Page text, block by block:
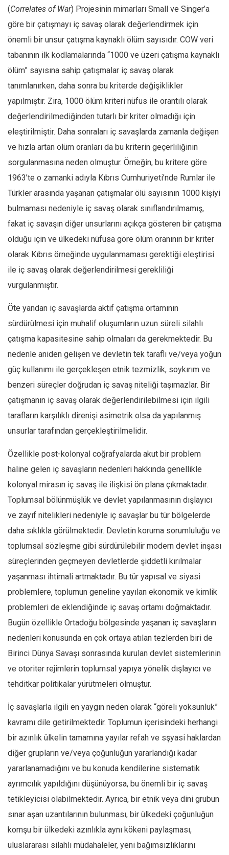
(Correlates of War) Projesinin mimarları Small ve Singer’a
göre bir çatışmayı iç savaş olarak değerlendirmek için
önemli bir unsur çatışma kaynaklı ölüm sayısıdır. COW veri
tabanının ilk kodlamalarında “1000 ve üzeri çatışma kaynaklı
ölüm” sayısına sahip çatışmalar iç savaş olarak
tanımlanırken, daha sonra bu kriterde değişiklikler
yapılmıştır. Zira, 1000 ölüm kriteri nüfus ile orantılı olarak
değerlendirilmediğinden tutarlı bir kriter olmadığı için
eleştirilmiştir. Daha sonraları iç savaşlarda zamanla değişen
ve hızla artan ölüm oranları da bu kriterin geçerliliğinin
sorgulanmasına neden olmuştur. Örneğin, bu kritere göre
1963’te o zamanki adıyla Kıbrıs Cumhuriyeti’nde Rumlar ile
Türkler arasında yaşanan çatışmalar ölü sayısının 1000 kişiyi
bulmaması nedeniyle iç savaş olarak sınıflandırılmamış,
fakat iç savaşın diğer unsurlarını açıkça gösteren bir çatışma
olduğu için ve ülkedeki nüfusa göre ölüm oranının bir kriter
olarak Kıbrıs örneğinde uygulanmaması gerektiği eleştirisi
ile iç savaş olarak değerlendirilmesi gerekliliği
vurgulanmıştır.
Öte yandan iç savaşlarda aktif çatışma ortamının
sürdürülmesi için muhalif oluşumların uzun süreli silahlı
çatışma kapasitesine sahip olmaları da gerekmektedir. Bu
nedenle aniden gelişen ve devletin tek taraflı ve/veya yoğun
güç kullanımı ile gerçekleşen etnik tezmizlik, soykırım ve
benzeri süreçler doğrudan iç savaş niteliği taşımazlar. Bir
çatışmanın iç savaş olarak değerlendirilebilmesi için ilgili
tarafların karşılıklı direnişi asimetrik olsa da yapılanmış
unsurlar tarafından gerçekleştirilmelidir.
Özellikle post-kolonyal coğrafyalarda akut bir problem
haline gelen iç savaşların nedenleri hakkında genellikle
kolonyal mirasın iç savaş ile ilişkisi ön plana çıkmaktadır.
Toplumsal bölünmüşlük ve devlet yapılanmasının dışlayıcı
ve zayıf nitelikleri nedeniyle iç savaşlar bu tür bölgelerde
daha sıklıkla görülmektedir. Devletin koruma sorumluluğu ve
toplumsal sözleşme gibi sürdürülebilir modern devlet inşası
süreçlerinden geçmeyen devletlerde şiddetli kırılmalar
yaşanması ihtimali artmaktadır. Bu tür yapısal ve siyasi
problemlere, toplumun geneline yayılan ekonomik ve kimlik
problemleri de eklendiğinde iç savaş ortamı doğmaktadır.
Bugün özellikle Ortadoğu bölgesinde yaşanan iç savaşların
nedenleri konusunda en çok ortaya atılan tezlerden biri de
Birinci Dünya Savaşı sonrasında kurulan devlet sistemlerinin
ve otoriter rejimlerin toplumsal yapıya yönelik dışlayıcı ve
tehditkar politikalar yürütmeleri olmuştur.
İç savaşlarla ilgili en yaygın neden olarak “göreli yoksunluk”
kavramı dile getirilmektedir. Toplumun içerisindeki herhangi
bir azınlık ülkelin tamamına yayılar refah ve sşyasi haklardan
diğer grupların ve/veya çoğunluğun yararlandığı kadar
yararlanamadığını ve bu konuda kendilerine sistematik
ayrımcılık yapıldığını düşünüyorsa, bu önemli bir iç savaş
tetikleyicisi olabilmektedir. Ayrıca, bir etnik veya dini grubun
sınar aşan uzantılarının bulunması, bir ülkedeki çoğunluğun
komşu bir ülkedeki azınlıkla aynı kökeni paylaşması,
uluslararası silahlı müdahaleler, yeni bağımsızlıklarını